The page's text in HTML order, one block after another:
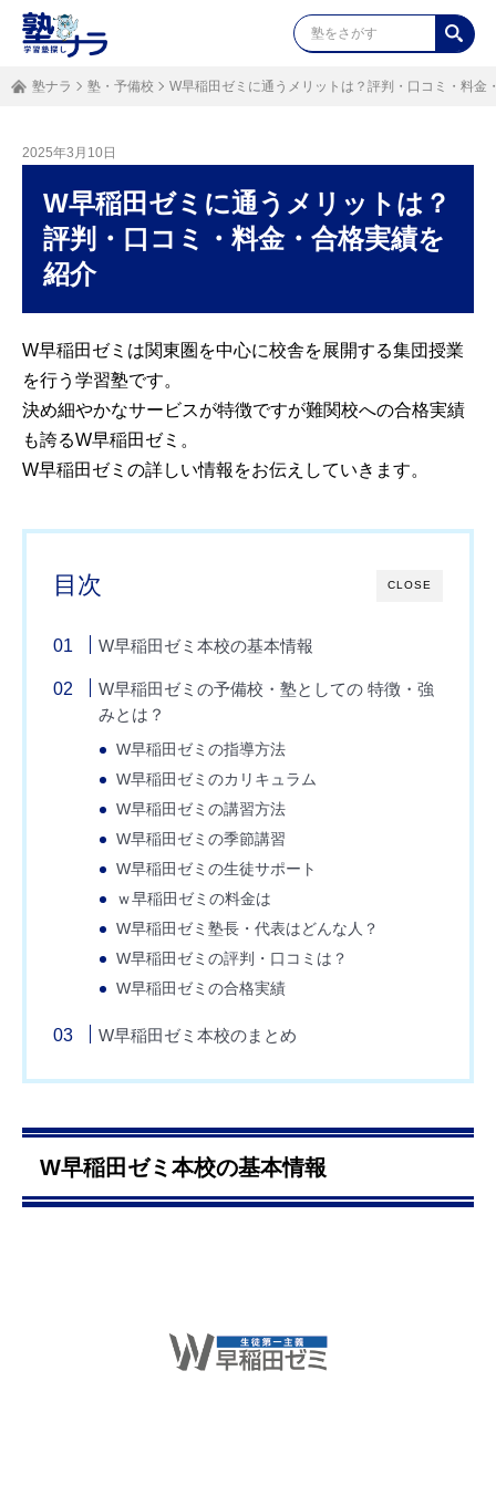
塾ナラ 塾・予備校 W早稲田ゼミに通うメリットは？評判・口コミ・料金
2025年3月10日
W早稲田ゼミに通うメリットは？
評判・口コミ・料金・合格実績を
紹介
W早稲田ゼミは関東圏を中心に校舎を展開する集団授業
を行う学習塾です。
決め細やかなサービスが特徴ですが難関校への合格実績
も誇るW早稲田ゼミ。
W早稲田ゼミの詳しい情報をお伝えしていきます。
CLOSE
目次
W早稲田ゼミ本校の基本情報
W早稲田ゼミの予備校・塾としての 特徴・強
みとは？
W早稲田ゼミの指導方法
W早稲田ゼミのカリキュラム
W早稲田ゼミの講習方法
W早稲田ゼミの季節講習
W早稲田ゼミの生徒サポート
ｗ早稲田ゼミの料金は
W早稲田ゼミ塾長・代表はどんな人？
W早稲田ゼミの評判・口コミは？
W早稲田ゼミの合格実績
W早稲田ゼミ本校のまとめ
W早稲田ゼミ本校の基本情報